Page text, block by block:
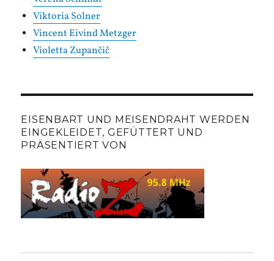
Viktoria Solner
Vincent Eivind Metzger
Violetta Zupančič
EISENBART UND MEISENDRAHT WERDEN
EINGEKLEIDET, GEFÜTTERT UND
PRÄSENTIERT VON